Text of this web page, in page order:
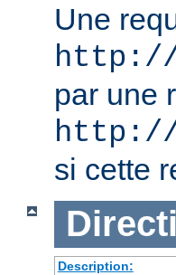
Une
http://
par une
http://
si cette
Description: